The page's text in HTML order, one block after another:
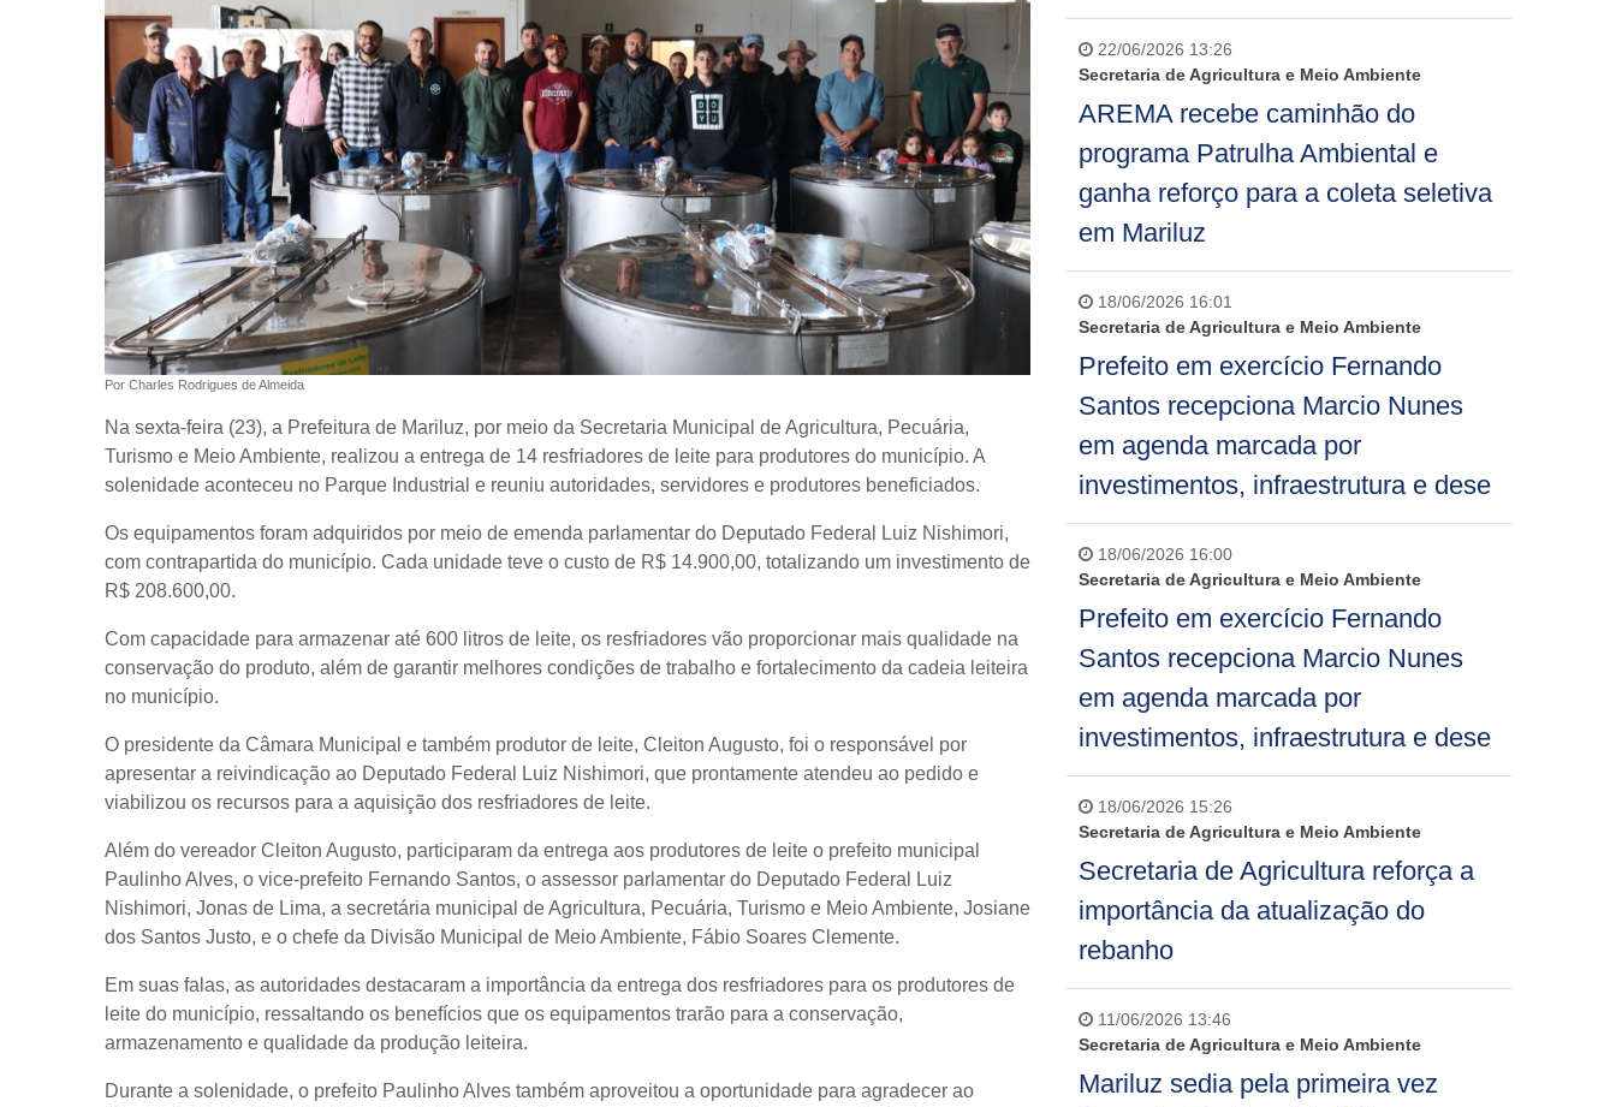
Por Charles Rodrigues de Almeida
Na sexta-feira (23), a Prefeitura de Mariluz, por meio da Secretaria Municipal de Agricultura, Pecuária,
Turismo e Meio Ambiente, realizou a entrega de 14 resfriadores de leite para produtores do município. A
solenidade aconteceu no Parque Industrial e reuniu autoridades, servidores e produtores beneficiados.
Os equipamentos foram adquiridos por meio de emenda parlamentar do Deputado Federal Luiz Nishimori,
com contrapartida do município. Cada unidade teve o custo de R$ 14.900,00, totalizando um investimento de
R$ 208.600,00.
Com capacidade para armazenar até 600 litros de leite, os resfriadores vão proporcionar mais qualidade na
conservação do produto, além de garantir melhores condições de trabalho e fortalecimento da cadeia leiteira
no município.
O presidente da Câmara Municipal e também produtor de leite, Cleiton Augusto, foi o responsável por
apresentar a reivindicação ao Deputado Federal Luiz Nishimori, que prontamente atendeu ao pedido e
viabilizou os recursos para a aquisição dos resfriadores de leite.
Além do vereador Cleiton Augusto, participaram da entrega aos produtores de leite o prefeito municipal
Paulinho Alves, o vice-prefeito Fernando Santos, o assessor parlamentar do Deputado Federal Luiz
Nishimori, Jonas de Lima, a secretária municipal de Agricultura, Pecuária, Turismo e Meio Ambiente, Josiane
dos Santos Justo, e o chefe da Divisão Municipal de Meio Ambiente, Fábio Soares Clemente.
Em suas falas, as autoridades destacaram a importância da entrega dos resfriadores para os produtores de
leite do município, ressaltando os benefícios que os equipamentos trarão para a conservação,
armazenamento e qualidade da produção leiteira.
Durante a solenidade, o prefeito Paulinho Alves também aproveitou a oportunidade para agradecer ao
22/06/2026 13:26
Secretaria de Agricultura e Meio Ambiente
AREMA recebe caminhão do
programa Patrulha Ambiental e
ganha reforço para a coleta seletiva
em Mariluz
18/06/2026 16:01
Secretaria de Agricultura e Meio Ambiente
Prefeito em exercício Fernando
Santos recepciona Marcio Nunes
em agenda marcada por
investimentos, infraestrutura e dese
18/06/2026 16:00
Secretaria de Agricultura e Meio Ambiente
Prefeito em exercício Fernando
Santos recepciona Marcio Nunes
em agenda marcada por
investimentos, infraestrutura e dese
18/06/2026 15:26
Secretaria de Agricultura e Meio Ambiente
Secretaria de Agricultura reforça a
importância da atualização do
rebanho
11/06/2026 13:46
Secretaria de Agricultura e Meio Ambiente
Mariluz sedia pela primeira vez